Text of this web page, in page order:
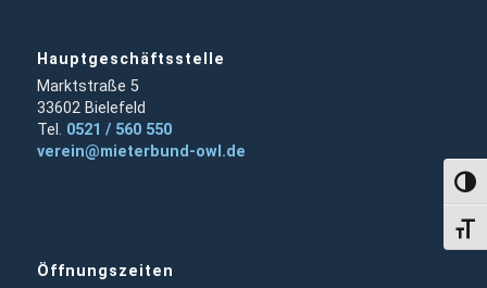
Hauptgeschäftsstelle
Marktstraße 5
33602 Bielefeld
Tel. 0521 / 560 550
verein@mieterbund-owl.de
Öffnungszeiten